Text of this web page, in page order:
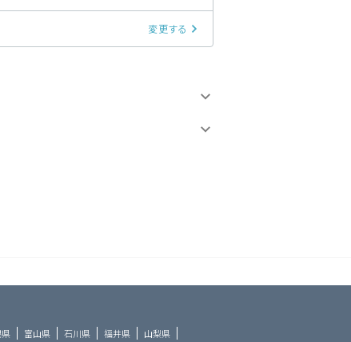
変更する
富山県 石川県 福井県 山梨県